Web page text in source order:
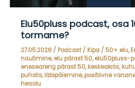
Elu50pluss podcast, osa
tormame?
27.05.2026 / Podcast/ Kipa / 50+ elu,
nautimine,elu pärast 50,elu50pluss-
eneseareng pärast 50,keskeakriis,
puhata,läbipõlemine,positiivne
heaolu